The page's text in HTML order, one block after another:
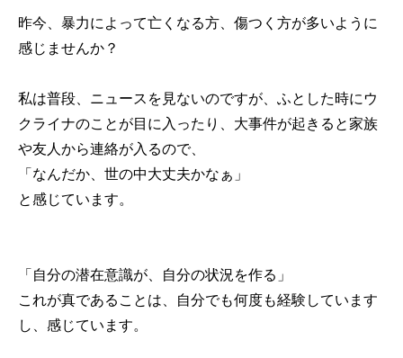
昨今、暴力によって亡くなる方、傷つく方が多いように
感じませんか？
私は普段、ニュースを見ないのですが、ふとした時にウ
クライナのことが目に入ったり、大事件が起きると家族
や友人から連絡が入るので、
「なんだか、世の中大丈夫かなぁ」
と感じています。
「自分の潜在意識が、自分の状況を作る」
これが真であることは、自分でも何度も経験しています
し、感じています。